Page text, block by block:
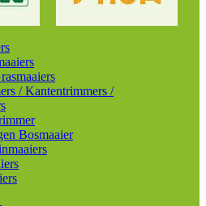
/ Kantentrimmers /
Bosmaaier